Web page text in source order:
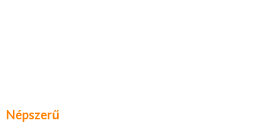
Népszerű